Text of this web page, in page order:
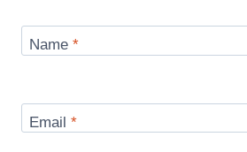
Name *
Email *